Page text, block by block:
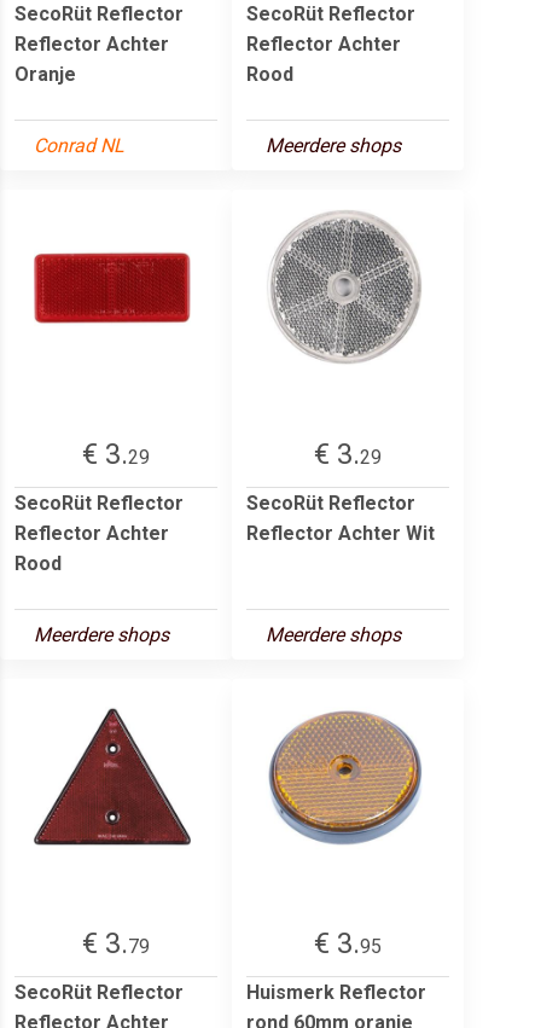
SecoRüt Reflector
Reflector Achter
Oranje
Conrad NL
SecoRüt Reflector
Reflector Achter
Rood
Meerdere shops
€ 3.29
SecoRüt Reflector
Reflector Achter
Rood
Meerdere shops
€ 3.29
SecoRüt Reflector
Reflector Achter Wit
Meerdere shops
€ 3.79
SecoRüt Reflector
Reflector Achter
€ 3.95
Huismerk Reflector
rond 60mm oranje